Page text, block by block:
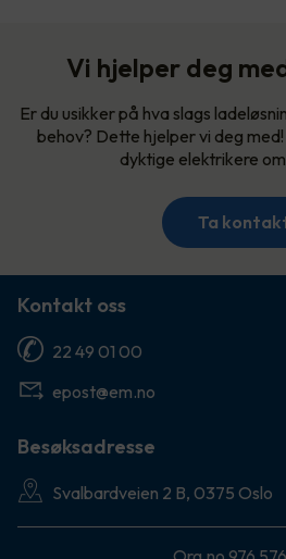
Vi hjelper deg
Er du usikker på hva slags
behov? Dette hjelper vi deg
dyktige elektrikere
Ta
Kontakt oss
22 49 01 00
epost@em.no
Besøksadresse
Svalbardveien 2 B, 0375 Oslo